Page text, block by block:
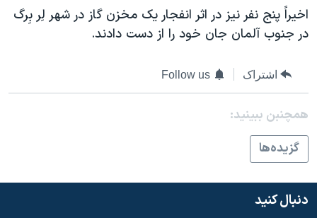
اسرائیل در جنگ
گالری عکس
آرشیو پخش زنده
ورزش زنان در ایران
اعتراضات زن، زندگی، آزادی
مجموعه مستندهای دادخواهی
تریبونال مردمی آبان ۹۸
دادگاه حمید نوری
چهل سال گروگان‌گیری
اعتراضات مردمی آبان ۹۸
زبانهای مختلف
اخيراً پنج نفر نيز در اثر انفجار يک مخزن گاز در شهر لِر بِرگ
در جنوب آلمان جان خود را از دست دادند.
اشتراک Follow us
همچنبن ببینید:
گزيده‌ها
دنبال کنید